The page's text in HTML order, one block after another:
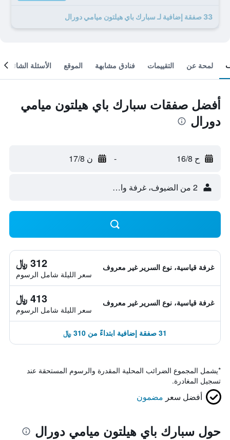
33 صفقة إضافية لـ سبارك باي هيلتون ميامي دورال
لمحة عن التقييمات فنادق مشابهة الموقع الأسئلة الشائعة
أفضل صفقات سبارك باي هيلتون ميامي
دورال
ح 16/8 - ن 17/8
2 من الضيوف، غرفة واحدة
غرفة قياسية، نوع السرير غير معروف 312 ﷼
سعر الليلة شامل الرسوم
غرفة قياسية، نوع السرير غير معروف 413 ﷼
سعر الليلة شامل الرسوم
31 صفقة إضافية ابتداءً من 310 ﷼
*يشمل المجموع الضرائب المحلية المقدرة والرسوم المستحقة عند
تسجيل المغادرة.
أفضل سعر مضمون
حول سبارك باي هيلتون ميامي دورال